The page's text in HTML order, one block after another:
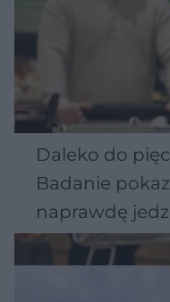
Daleko do
Badanie
naprawdę